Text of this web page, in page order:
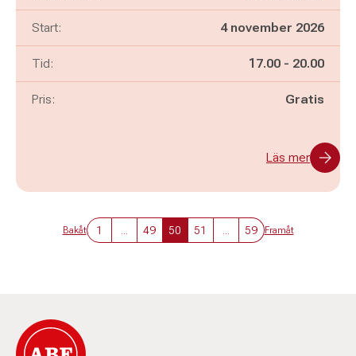
Start: 4 november 2026
Tid: Pågår mellan
17.00 - och
20.00
Pris: Gratis
Läs mer
Bakåt 1 49 50 51 59 Framåt